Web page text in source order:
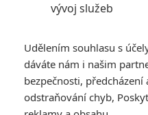
TRAILERY NOVINKY
vývoj služeb
Udělením souhlasu s
dáváte nám i našim
bezpečnosti,
odstraňování chyb,